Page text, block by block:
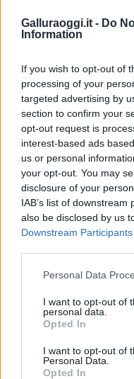
Galluraoggi.it - Do
Information
If you wish to opt-out of
processing of your
targeted advertising by
section to confirm your
opt-out request is
interest-based ads
us or personal
your opt-out. You may
disclosure of your
IAB’s list of
also be disclosed by us
Downstream Participants
Please note that this
not limited to your visit
grant or deny consent
use your data for below
consent section.
Personal Data
I want to opt-out of
personal data.
Opted In
I want to opt-out of
Personal Data.
Opted In
Sei già
sezioneLogin
cliccandoqui
TEMI: Notizie
Rally Nuraghi E Del
Condividi l'articolo
F
a
ce
o
o
k
T
w
it
te
r
Pi
n
te
re
st
s
NOTIZIE RECENTI